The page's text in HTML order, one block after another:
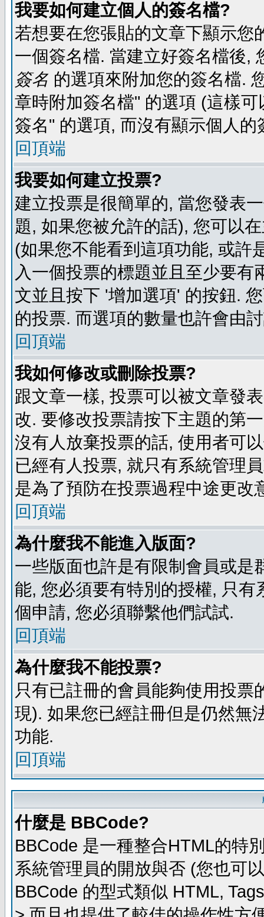
我要如何建立個人的簽名檔?
若想要在您張貼的文章下顯示您
一個簽名檔. 當建立好簽名檔後,
簽名 的選項來附加您的簽名檔.
章時附加簽名檔" 的選項 (這樣
簽名" 的選項, 而沒有顯示個人的
回頂端
我要如何建立投票?
建立投票是很簡單的, 當您發表
題, 如果您被允許的話), 您可以
(如果您不能看到這項功能, 或許
入一個投票的標題並且至少要
文並且按下 '增加選項' 的按鈕.
的投票. 而選項的數量也許會由
回頂端
我如何修改或刪除投票?
跟文章一樣, 投票可以被文章發
改. 要修改投票請按下主題的第
沒有人放棄投票的話, 使用者可
已經有人投票, 就只有系統管理
是為了預防在投票過程中途更改
回頂端
為什麼我不能進入版面?
一些版面也許是有限制會員或是
能, 您必須要有特別的授權, 只
個申請, 您必須聯繫他們試試.
回頂端
為什麼我不能投票?
只有已註冊的會員能夠使用投
現). 如果您已經註冊但是仍然無
功能.
回頂端
什麼是 BBCode?
BBCode 是一種整合HTML的特
系統管理員的開放與否 (您也可
BBCode 的型式類似 HTML,